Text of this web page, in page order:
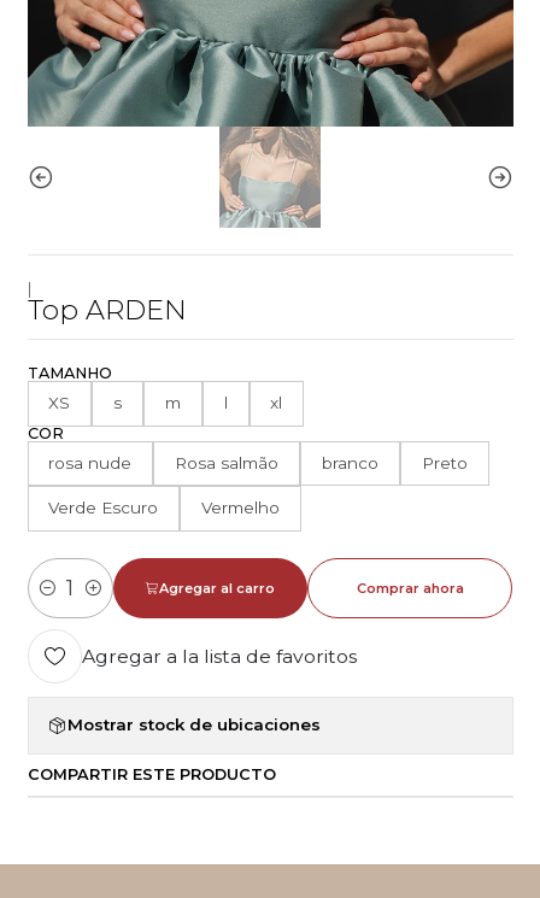
Top ARDEN
TAMANHO
XS s m l xl
COR
rosa nude Rosa salmão branco Preto
Verde Escuro Vermelho
Cantidad
Agregar al carro Comprar ahora
Agregar a la lista de favoritos
Mostrar stock de ubicaciones
COMPARTIR ESTE PRODUCTO